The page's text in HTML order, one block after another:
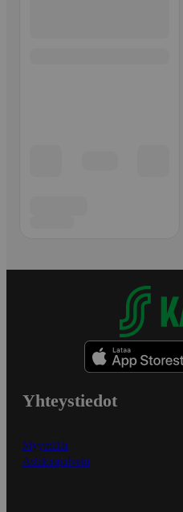
Yhteystiedot
Myymälät
Asiakaspalvelu